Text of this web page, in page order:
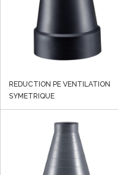
REDUCTION PE VENTILATION
SYMETRIQUE